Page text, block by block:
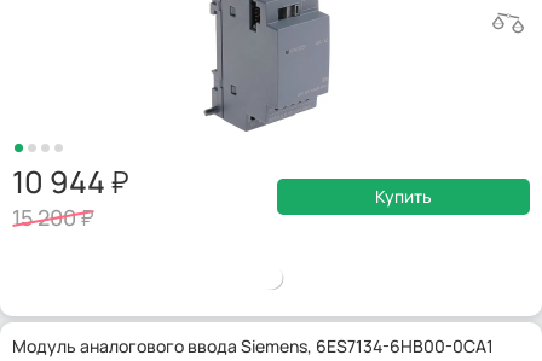
10 944
15 200
Купить
Модуль аналогового ввода Siemens, 6ES7134-6HB00-0CA1